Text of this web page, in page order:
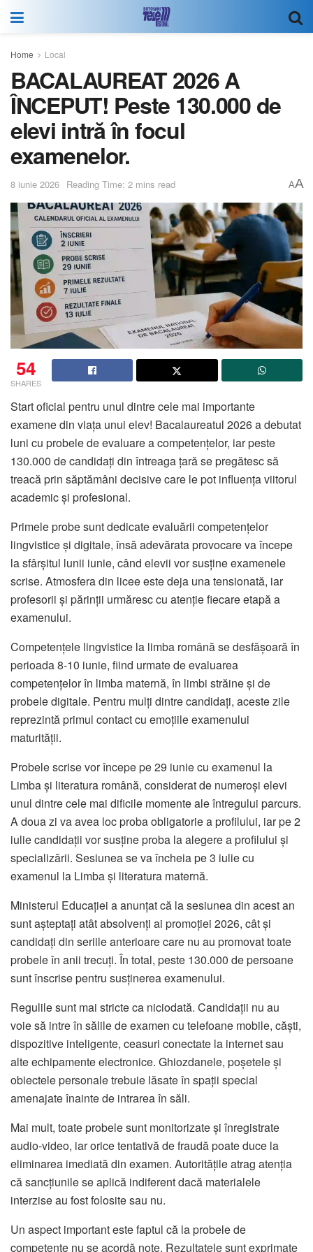
Home Local
BACALAUREAT 2026 A
ÎNCEPUT! Peste 130.000 de
elevi intră în focul
examenelor.
8 iunie 2026 Reading Time: 2 mins read AA
54
SHARES
Start oficial pentru unul dintre cele mai importante
examene din viața unui elev! Bacalaureatul 2026 a debutat
luni cu probele de evaluare a competențelor, iar peste
130.000 de candidați din întreaga țară se pregătesc să
treacă prin săptămâni decisive care le pot influența viitorul
academic și profesional.
Primele probe sunt dedicate evaluării competențelor
lingvistice și digitale, însă adevărata provocare va începe
la sfârșitul lunii iunie, când elevii vor susține examenele
scrise. Atmosfera din licee este deja una tensionată, iar
profesorii și părinții urmăresc cu atenție fiecare etapă a
examenului.
Competențele lingvistice la limba română se desfășoară în
perioada 8-10 iunie, fiind urmate de evaluarea
competențelor în limba maternă, în limbi străine și de
probele digitale. Pentru mulți dintre candidați, aceste zile
reprezintă primul contact cu emoțiile examenului
maturității.
Probele scrise vor începe pe 29 iunie cu examenul la
Limba și literatura română, considerat de numeroși elevi
unul dintre cele mai dificile momente ale întregului parcurs.
A doua zi va avea loc proba obligatorie a profilului, iar pe 2
iulie candidații vor susține proba la alegere a profilului și
specializării. Sesiunea se va încheia pe 3 iulie cu
examenul la Limba și literatura maternă.
Ministerul Educației a anunțat că la sesiunea din acest an
sunt așteptați atât absolvenți ai promoției 2026, cât și
candidați din seriile anterioare care nu au promovat toate
probele în anii trecuți. În total, peste 130.000 de persoane
sunt înscrise pentru susținerea examenului.
Regulile sunt mai stricte ca niciodată. Candidații nu au
voie să intre în sălile de examen cu telefoane mobile, căști,
dispozitive inteligente, ceasuri conectate la internet sau
alte echipamente electronice. Ghiozdanele, poșetele și
obiectele personale trebuie lăsate în spații special
amenajate înainte de intrarea în săli.
Mai mult, toate probele sunt monitorizate și înregistrate
audio-video, iar orice tentativă de fraudă poate duce la
eliminarea imediată din examen. Autoritățile atrag atenția
că sancțiunile se aplică indiferent dacă materialele
interzise au fost folosite sau nu.
Un aspect important este faptul că la probele de
competențe nu se acordă note. Rezultatele sunt exprimate